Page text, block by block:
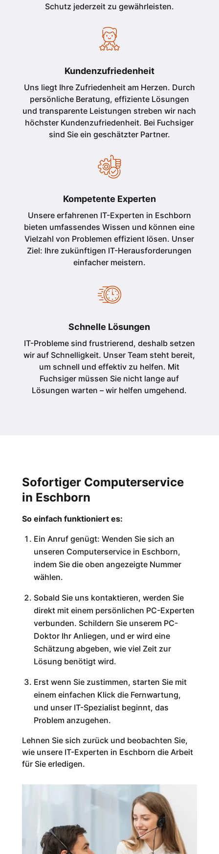
Schutz jederzeit zu gewährleisten.
Kundenzufriedenheit
Uns liegt Ihre Zufriedenheit am Herzen. Durch
persönliche Beratung, effiziente Lösungen
und transparente Leistungen streben wir nach
höchster Kundenzufriedenheit. Bei Fuchsiger
sind Sie ein geschätzter Partner.
Kompetente Experten
Unsere erfahrenen IT-Experten in Eschborn
bieten umfassendes Wissen und können eine
Vielzahl von Problemen effizient lösen. Unser
Ziel: Ihre zukünftigen IT-Herausforderungen
einfacher meistern.
Schnelle Lösungen
IT-Probleme sind frustrierend, deshalb setzen
wir auf Schnelligkeit. Unser Team steht bereit,
um schnell und effektiv zu helfen. Mit
Fuchsiger müssen Sie nicht lange auf
Lösungen warten – wir helfen umgehend.
Sofortiger Computerservice
in Eschborn
So einfach funktioniert es:
Ein Anruf genügt: Wenden Sie sich an
unseren Computerservice in Eschborn,
indem Sie die oben angezeigte Nummer
wählen.
Sobald Sie uns kontaktieren, werden Sie
direkt mit einem persönlichen PC-Experten
verbunden. Schildern Sie unserem PC-
Doktor Ihr Anliegen, und er wird eine
Schätzung abgeben, wie viel Zeit zur
Lösung benötigt wird.
Erst wenn Sie zustimmen, starten Sie mit
einem einfachen Klick die Fernwartung,
und unser IT-Spezialist beginnt, das
Problem anzugehen.
Lehnen Sie sich zurück und beobachten Sie,
wie unsere IT-Experten in Eschborn die Arbeit
für Sie erledigen.